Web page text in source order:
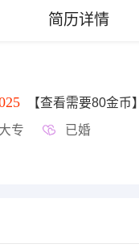
简历详情
【查看需要80金币】
大专 已婚